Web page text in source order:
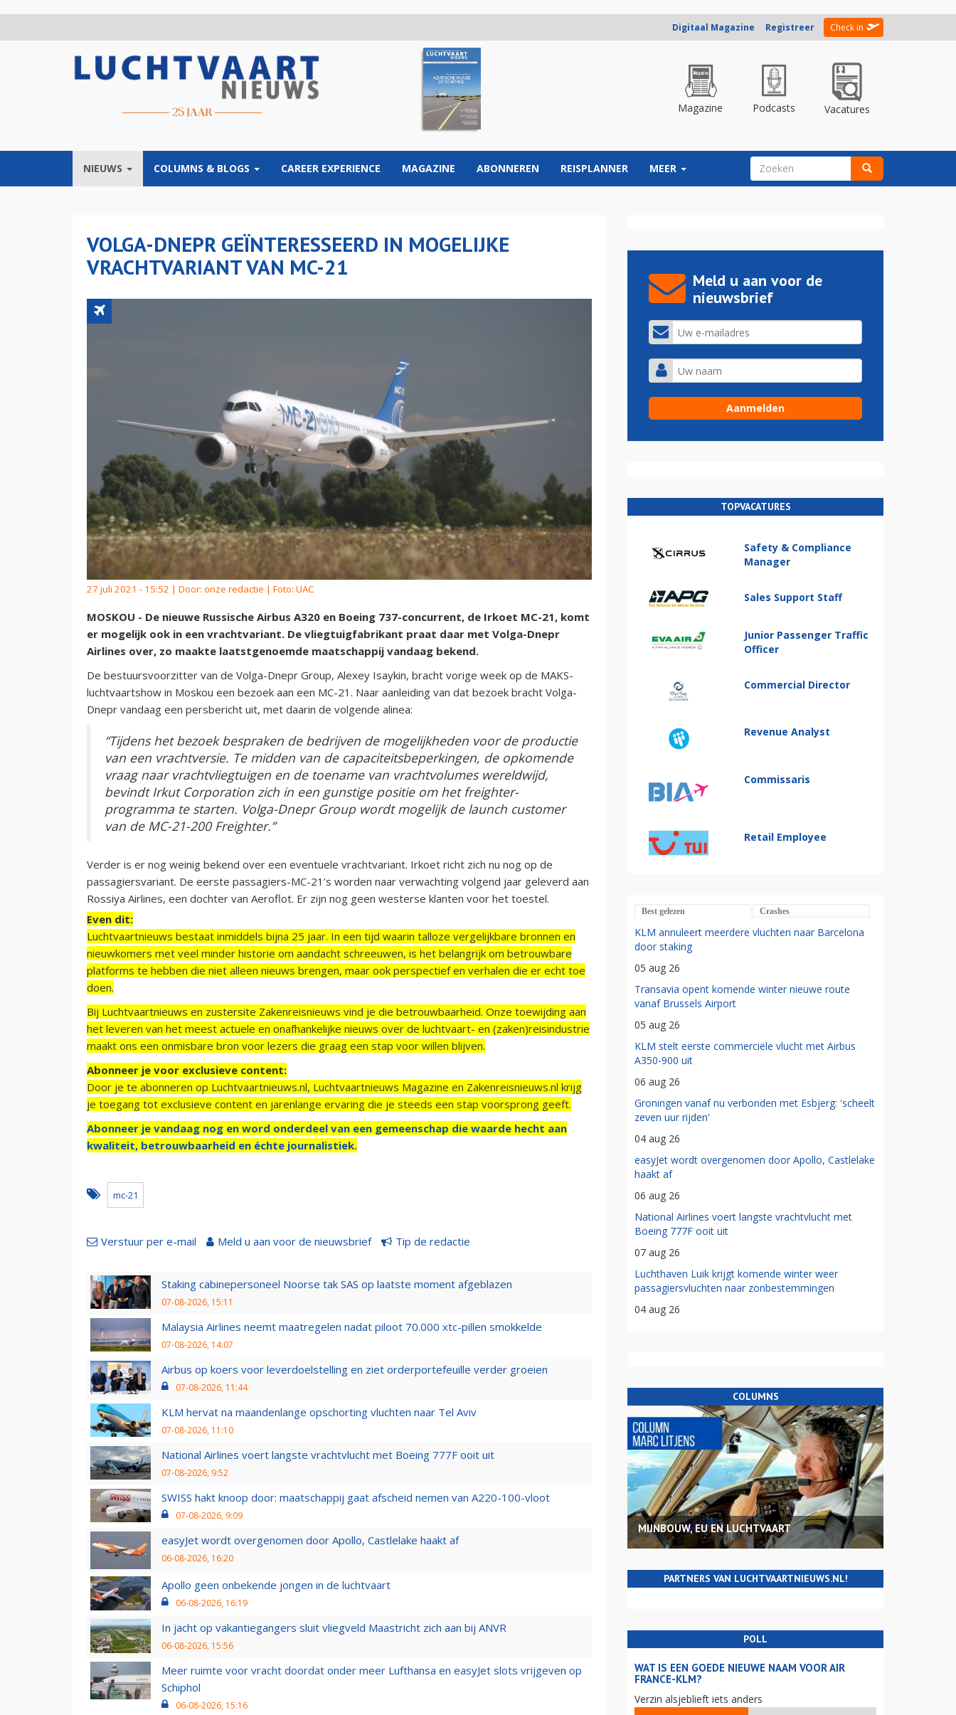
Digitaal Magazine Registreer Check in
Magazine Podcasts Vacatures
NIEUWS COLUMNS & BLOGS CAREER EXPERIENCE MAGAZINE ABONNEREN REISPLANNER MEER ZOEKVELD
VOLGA-DNEPR GEÏNTERESSEERD IN MOGELIJKE
VRACHTVARIANT VAN MC-21
27 juli 2021 - 15:52 | Door: onze redactie | Foto: UAC
MOSKOU - De nieuwe Russische Airbus A320 en Boeing 737-concurrent, de Irkoet MC-21, komt
er mogelijk ook in een vrachtvariant. De vliegtuigfabrikant praat daar met Volga-Dnepr
Airlines over, zo maakte laatstgenoemde maatschappij vandaag bekend.
De bestuursvoorzitter van de Volga-Dnepr Group, Alexey Isaykin, bracht vorige week op de MAKS-
luchtvaartshow in Moskou een bezoek aan een MC-21. Naar aanleiding van dat bezoek bracht Volga-
Dnepr vandaag een persbericht uit, met daarin de volgende alinea:
“Tijdens het bezoek bespraken de bedrijven de mogelijkheden voor de productie
van een vrachtversie. Te midden van de capaciteitsbeperkingen, de opkomende
vraag naar vrachtvliegtuigen en de toename van vrachtvolumes wereldwijd,
bevindt Irkut Corporation zich in een gunstige positie om het freighter-
programma te starten. Volga-Dnepr Group wordt mogelijk de launch customer
van de MC-21-200 Freighter.”
Verder is er nog weinig bekend over een eventuele vrachtvariant. Irkoet richt zich nu nog op de
passagiersvariant. De eerste passagiers-MC-21’s worden naar verwachting volgend jaar geleverd aan
Rossiya Airlines, een dochter van Aeroflot. Er zijn nog geen westerse klanten voor het toestel.
Even dit:
Luchtvaartnieuws bestaat inmiddels bijna 25 jaar. In een tijd waarin talloze vergelijkbare bronnen en
nieuwkomers met veel minder historie om aandacht schreeuwen, is het belangrijk om betrouwbare
platforms te hebben die niet alleen nieuws brengen, maar ook perspectief en verhalen die er echt toe
doen.
Bij Luchtvaartnieuws en zustersite Zakenreisnieuws vind je die betrouwbaarheid. Onze toewijding aan
het leveren van het meest actuele en onafhankelijke nieuws over de luchtvaart- en (zaken)reisindustrie
maakt ons een onmisbare bron voor lezers die graag een stap voor willen blijven.
Abonneer je voor exclusieve content:
Door je te abonneren op Luchtvaartnieuws.nl, Luchtvaartnieuws Magazine en Zakenreisnieuws.nl krijg
je toegang tot exclusieve content en jarenlange ervaring die je steeds een stap voorsprong geeft.
Abonneer je vandaag nog en word onderdeel van een gemeenschap die waarde hecht aan
kwaliteit, betrouwbaarheid en échte journalistiek.
mc-21
Verstuur per e-mail Meld u aan voor de nieuwsbrief Tip de redactie
Staking cabinepersoneel Noorse tak SAS op laatste moment afgeblazen
07-08-2026, 15:11
Malaysia Airlines neemt maatregelen nadat piloot 70.000 xtc-pillen smokkelde
07-08-2026, 14:07
Airbus op koers voor leverdoelstelling en ziet orderportefeuille verder groeien
07-08-2026, 11:44
KLM hervat na maandenlange opschorting vluchten naar Tel Aviv
07-08-2026, 11:10
National Airlines voert langste vrachtvlucht met Boeing 777F ooit uit
07-08-2026, 9:52
SWISS hakt knoop door: maatschappij gaat afscheid nemen van A220-100-vloot
07-08-2026, 9:09
easyJet wordt overgenomen door Apollo, Castlelake haakt af
06-08-2026, 16:20
Apollo geen onbekende jongen in de luchtvaart
06-08-2026, 16:19
In jacht op vakantiegangers sluit vliegveld Maastricht zich aan bij ANVR
06-08-2026, 15:56
Meer ruimte voor vracht doordat onder meer Lufthansa en easyJet slots vrijgeven op
Schiphol
06-08-2026, 15:16
Meld u aan voor de
nieuwsbrief
TOPVACATURES
Safety & Compliance
Manager
Sales Support Staff
Junior Passenger Traffic
Officer
Commercial Director
Revenue Analyst
Commissaris
Retail Employee
Best gelezen Crashes
KLM annuleert meerdere vluchten naar Barcelona
door staking
05 aug 26
Transavia opent komende winter nieuwe route
vanaf Brussels Airport
05 aug 26
KLM stelt eerste commerciële vlucht met Airbus
A350-900 uit
06 aug 26
Groningen vanaf nu verbonden met Esbjerg: 'scheelt
zeven uur rijden'
04 aug 26
easyJet wordt overgenomen door Apollo, Castlelake
haakt af
06 aug 26
National Airlines voert langste vrachtvlucht met
Boeing 777F ooit uit
07 aug 26
Luchthaven Luik krijgt komende winter weer
passagiersvluchten naar zonbestemmingen
04 aug 26
COLUMNS
MIJNBOUW, EU EN LUCHTVAART
PARTNERS VAN LUCHTVAARTNIEUWS.NL!
POLL
WAT IS EEN GOEDE NIEUWE NAAM VOOR AIR
FRANCE-KLM?
Verzin alsjeblieft iets anders